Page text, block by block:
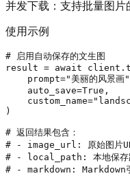
并发下载 ：支持批量图
使用示例
# 启用自动保存的文生图
result = await
    prompt=
"美丽的风景画"
    auto_save=
True ,
    custom_name=
)
# 返回结果包含：
# - image_url: 原始图片
# - local_path: 本地保存
# - markdown: Markdown